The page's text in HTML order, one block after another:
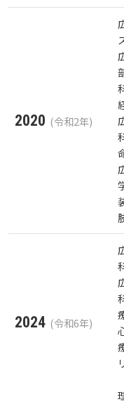
2020 (令和2年)
2024 (令和6年)